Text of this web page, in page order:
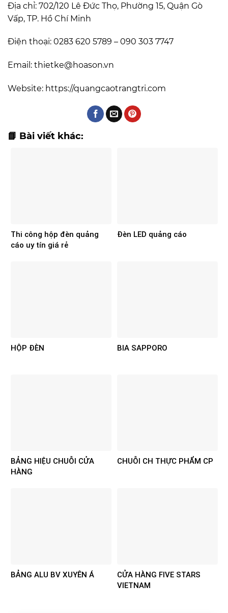
Địa chỉ: 702/120 Lê Đức Thọ, Phường 15, Quận Gò
Vấp, TP. Hồ Chí Minh
Điện thoại: 0283 620 5789 – 090 303 7747
Email: thietke@hoason.vn
Website: https://quangcaotrangtri.com
📘 Bài viết khác:
Thi công hộp đèn quảng
cáo uy tín giá rẻ
Đèn LED quảng cáo
HỘP ĐÈN BIA SAPPORO
BẢNG HIỆU CHUỖI CỬA
HÀNG
CHUỖI CH THỰC PHẨM CP
BẢNG ALU BV XUYÊN Á
CỬA HÀNG FIVE STARS
VIETNAM